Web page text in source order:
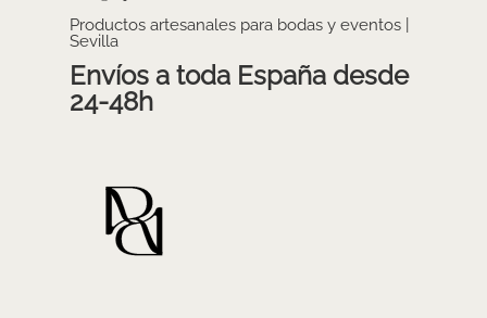
Productos artesanales para bodas y eventos |
Sevilla
Envíos a toda España desde
24-48h